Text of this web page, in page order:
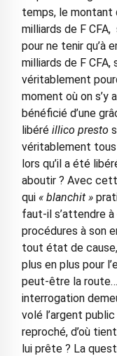
temps, le montant
milliards de F
pour ne tenir qu’à
milliards de F CFA,
véritablement
moment où on s’y
bénéficié d’une
libéré illico presto
véritablement
lors qu’il a été
aboutir ? Avec
qui « blanchit »
faut-il s’attendre
procédures à son
tout état de
plus en plus pour
peut-être la
interrogation
volé l’argent
reproché, d’où
lui prête ? La